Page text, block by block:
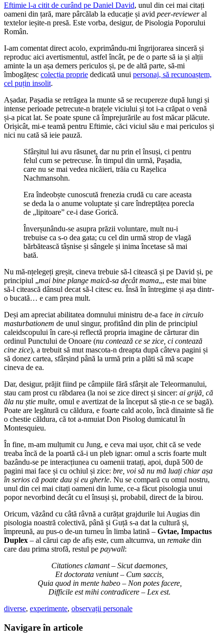
Eftimie l-a citit de curând pe Daniel David, unul din cei mai citați
oameni din țară, mare pârcălab la educație și avid peer-revieweral
textelor ieșite-n presă. Este vorba, desigur, de Pisologia Poporului
Român.
I-am comentat direct acolo, exprimându-mi îngrijorarea sinceră și
reproduc aici avertismentul, astfel încât, pe de o parte să ia și alții
aminte la un așa demers periculos și, pe de altă parte, să-mi
îmbogățesc colecția proprie dedicată unui personaj, să recunoaștem,
cel puțin insolit.
Așadar, Pașadia se retrăgea la munte să se recupereze după lungi și
intense perioade petrecute-n brațele viciului și tot i-a crăpat o venă
și-a picat lat. Se poate spune că împrejurările au fost măcar plăcute.
Orișicât, mi-e teamă pentru Eftimie, căci viciul său e mai periculos și
nici nu cată să ieie pauză.
Sfârșitul lui avu răsunet, dar nu prin el însuși, ci pentru
felul cum se petrecuse. În timpul din urmă, Pașadia,
care nu se mai vedea nicăieri, trăia cu Rașelica
Nachmansohn.
Era îndeobște cunoscută frenezia crudă cu care aceasta
se deda la o anume voluptate și care îndreptățea porecla
de „lipitoare” ce-i dase Gorică.
Înverșunându-se asupra prăzii voluntare, mult nu-i
trebuise ca s-o dea gata; cu cel din urmă strop de vlagă
bărbătească tâșnise și sângele și inima încetase să mai
bată.
Nu mă-nțelegeți greșit, cineva trebuie să-l citească și pe David și, pe
principiul „mai bine plange maică-sa decât mama„, este mai bine
să-l citească dânsul decat să-l citesc eu. Însă în întregime și așa dintr-
o bucată… e cam prea mult.
Deși am apreciat abilitatea domnului ministru de-a face in circulo
masturbationem de unul singur, profitând din plin de principiul
caleidscopului în care-și reflectă propria imagine de cărturar din
ordinul Punctului de Onoare (nu contează ce se zice, ci contează
cine zice), a trebuit să mut mascota-n dreapta după câteva pagini și
să donez cartea, sfârșind până la urmă prin a plăti să mă scape
cineva de ea.
Dar, desigur, prăjit fiind pe câmpiile fără sfârșit ale Teleormanului,
stau cam prost cu răbdarea (la noi se zice direct și sincer: ai grijă, că
ăla nu știe multe, omul e avertizat de la început să știe-n ce se bagă).
Poate are legătură cu căldura, e foarte cald acolo, încă dinainte să fie
o chestie căldura, că tot a-nmuiat Don Pisolog dumicatul în
Montesquieu.
În fine, m-am mulțumit cu Jung, e ceva mai ușor, chit că se vede
treaba încă de la poartă că-i un pleb ignar: omul a scris foarte mult
bazându-se pe interacțiunea cu oamenii tratați, apoi, după 500 de
pagini mai face și cu ochiul și zice: bre, voi să nu mă luați chiar așa
în serios că poate dau și eu gherle. Nu se compară cu omul nostru,
unul din cei mai citați oameni din lume, ce-a făcut pisologia unui
popor nevorbind decât cu el însuși și, probabil, direct de la birou.
Oricum, văzând cu câtă râvnă a curățat grajdurile lui Augias din
pisologia noastră colectivă, până și Guță s-a dat la cultură și,
împreună, au pus-o de-un turneu în limba latină – Gvtae, Impactus
Duplex – al cărui cap de afiș este, cum altcumva, un remake din
care dau prima strofă, restul pe paywall:
Citationes clamant – Sicut daemones,
Et doctorata veniunt – Cum saccis,
Quia quod in mente habeo – Non potes facere,
Difficile est mihi contradicere – Lex est.
diverse, experimente, observații personale
Navigare în articole